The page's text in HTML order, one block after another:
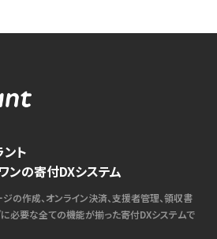
ト
ンの寄付DXシステム
の作成、オンライン決済、支援者管理、領収書
に必要な全ての機能が揃った寄付DXシステムで